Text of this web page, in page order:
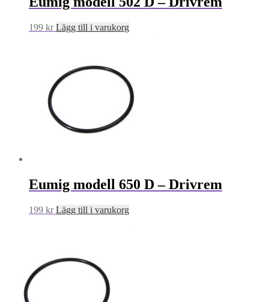
199 kr Lägg till i varukorg
Eumig modell 650 D – Drivrem
199 kr Lägg till i varukorg